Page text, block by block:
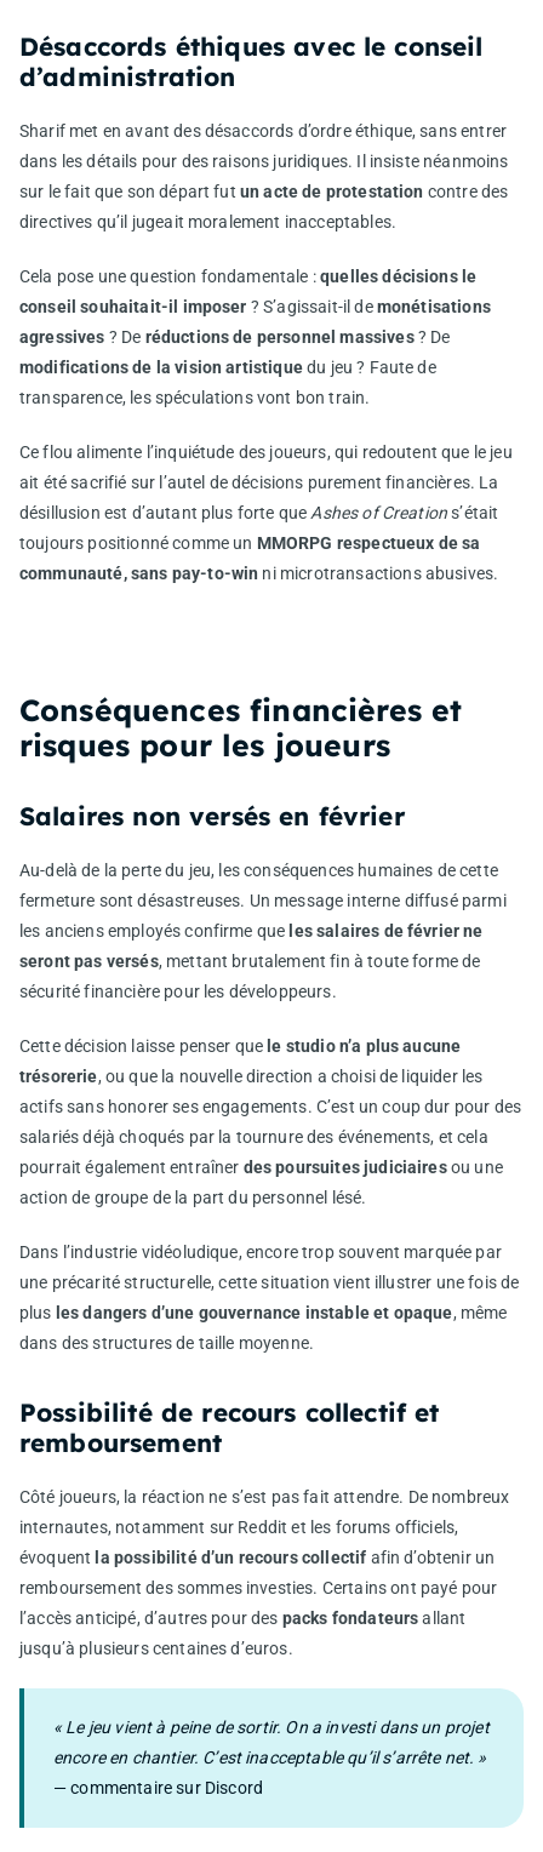
Désaccords éthiques avec le conseil
d’administration
Sharif met en avant des désaccords d’ordre éthique, sans entrer
dans les détails pour des raisons juridiques. Il insiste néanmoins
sur le fait que son départ fut un acte de protestation contre des
directives qu’il jugeait moralement inacceptables.
Cela pose une question fondamentale :quelles décisions le
conseil souhaitait-il imposer ? S’agissait-il demonétisations
agressives ? De réductions de personnel massives? De
modifications de la vision artistiquedu jeu ? Faute de
transparence, les spéculations vont bon train.
Ce flou alimente l’inquiétude des joueurs, qui redoutent que le jeu
ait été sacrifié sur l’autel de décisions purement financières. La
désillusion est d’autant plus forte queAshes of Creations’était
toujours positionné comme un MMORPG respectueux de sa
communauté, sans pay-to-win ni microtransactions abusives.
Conséquences financières et
risques pour les joueurs
Salaires non versés en février
Au-delà de la perte du jeu, les conséquences humaines de cette
fermeture sont désastreuses. Un message interne diffusé parmi
les anciens employés confirme que les salaires de février ne
seront pas versés, mettant brutalement fin à toute forme de
sécurité financière pour les développeurs.
Cette décision laisse penser que le studio n’a plus aucune
trésorerie, ou que la nouvelle direction a choisi de liquider les
actifs sans honorer ses engagements. C’est un coup dur pour des
salariés déjà choqués par la tournure des événements, et cela
pourrait également entraîner des poursuites judiciairesou une
action de groupe de la part du personnel lésé.
Dans l’industrie vidéoludique, encore trop souvent marquée par
une précarité structurelle, cette situation vient illustrer une fois de
plus les dangers d’une gouvernance instable et opaque, même
dans des structures de taille moyenne.
Possibilité de recours collectif et
remboursement
Côté joueurs, la réaction ne s’est pas fait attendre. De nombreux
internautes, notamment sur Reddit et les forums officiels,
évoquent la possibilité d’un recours collectif afin d’obtenir un
remboursement des sommes investies. Certains ont payé pour
l’accès anticipé, d’autres pour des packs fondateursallant
jusqu’à plusieurs centaines d’euros.
« Le jeu vient à peine de sortir. On a investi dans un projet
encore en chantier. C’est inacceptable qu’il s’arrête net. »
— commentaire sur Discord